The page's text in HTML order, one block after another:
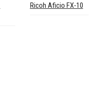
Ricoh Aficio FX-10